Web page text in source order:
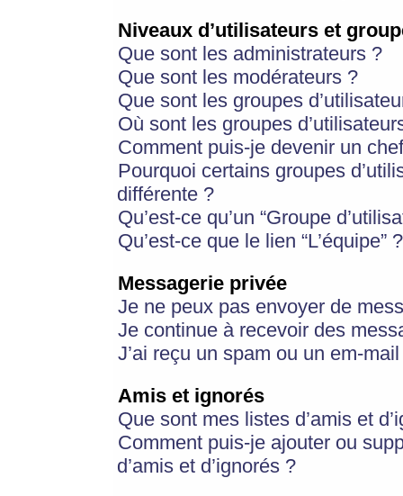
Niveaux d’utilisateurs et
Que sont les administrateurs ?
Que sont les modérateurs ?
Que sont les groupes
Où sont les groupes
Comment puis-je devenir un
Pourquoi certains groupes
différente ?
Qu’est-ce qu’un “Groupe
Qu’est-ce que le lien “L’équipe” ?
Messagerie privée
Je ne peux pas envoyer de
Je continue à recevoir des
J’ai reçu un spam ou un em-
Amis et ignorés
Que sont mes listes d’amis et
Comment puis-je ajouter ou
d’amis et d’ignorés ?